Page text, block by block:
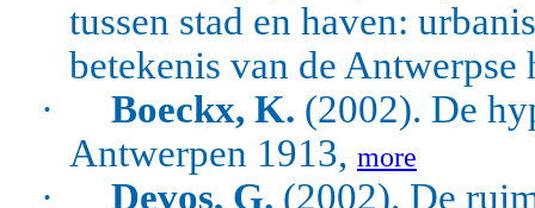
tussen stad en haven:
betekenis van de
·
Boeckx, K. (2002). De
Antwerpen 1913, more
· Devos, G. (2002). De